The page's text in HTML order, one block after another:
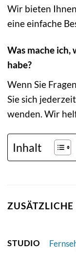
Wir bieten
eine einfache
Was mache ich,
habe?
Wenn Sie
Sie sich
wenden. Wir
Inhalt
STUDIO